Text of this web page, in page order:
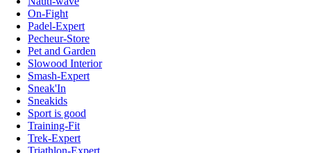
On-Fight
Padel-Expert
Pecheur-Store
Pet and Garden
Slowood Interior
Smash-Expert
Sneak'In
Sneakids
Sport is good
Training-Fit
Trek-Expert